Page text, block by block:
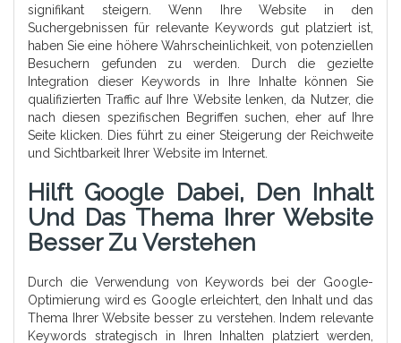
signifikant steigern. Wenn Ihre Website in den
Suchergebnissen für relevante Keywords gut platziert ist,
haben Sie eine höhere Wahrscheinlichkeit, von potenziellen
Besuchern gefunden zu werden. Durch die gezielte
Integration dieser Keywords in Ihre Inhalte können Sie
qualifizierten Traffic auf Ihre Website lenken, da Nutzer, die
nach diesen spezifischen Begriffen suchen, eher auf Ihre
Seite klicken. Dies führt zu einer Steigerung der Reichweite
und Sichtbarkeit Ihrer Website im Internet.
Hilft Google Dabei, Den Inhalt
Und Das Thema Ihrer Website
Besser Zu Verstehen
Durch die Verwendung von Keywords bei der Google-
Optimierung wird es Google erleichtert, den Inhalt und das
Thema Ihrer Website besser zu verstehen. Indem relevante
Keywords strategisch in Ihren Inhalten platziert werden,